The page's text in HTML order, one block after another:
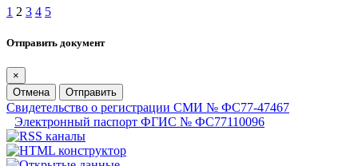
1 2 3 4 5
Отправить документ
×
Отмена
Отправить
Свидетельство о регистрации СМИ № ФС77-47467
Электронный паспорт ФГИС № ФС77110096